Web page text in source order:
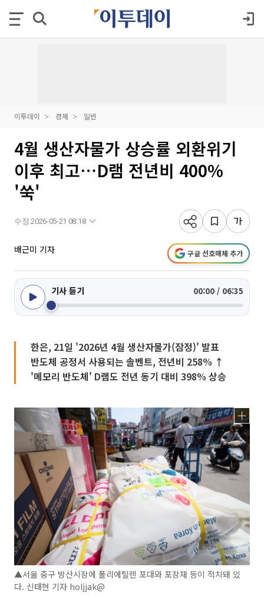
이투데이 경제 일반
4월 생산자물가 상승률 외환위기
이후 최고⋯D램 전년비 400%
'쑥'
수정 2026-05-21 08:18
배근미 기자 구글 선호매체 추가
기사 듣기 00:00 / 06:35
한은, 21일 '2026년 4월 생산자물가(잠정)' 발표
반도체 공정서 사용되는 솔벤트, 전년비 258% ↑
'메모리 반도체' D램도 전년 동기 대비 398% 상승
▲서울 중구 방산시장에 폴리에틸렌 포대와 포장재 등이 적치돼 있
다. 신태현 기자 holjjak@